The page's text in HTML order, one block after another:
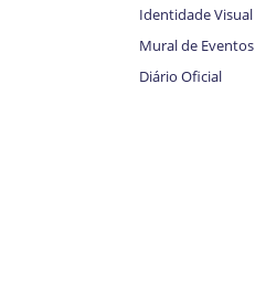
Identidade Visual
Mural de Eventos
Diário Oficial